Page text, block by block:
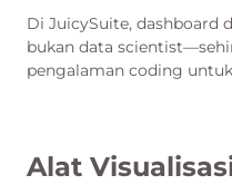
Di JuicySuite, dashboard
bukan data
pengalaman coding
Alat